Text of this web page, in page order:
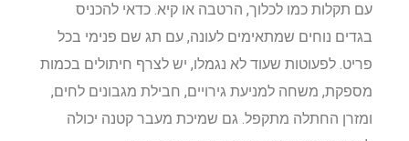
עם תקלות כמו לכלוך, הרטבה או קיא. כדאי להכניס
בגדים נוחים שמתאימים לעונה, עם תג שם פנימי בכל
פריט. לפעוטות שעוד לא נגמלו, יש לצרף חיתולים בכמות
מספקת, משחה למניעת גירויים, חבילת מגבונים לחים,
ומזרן החתלה מתקפל. גם שמיכת מעבר קטנה יכולה